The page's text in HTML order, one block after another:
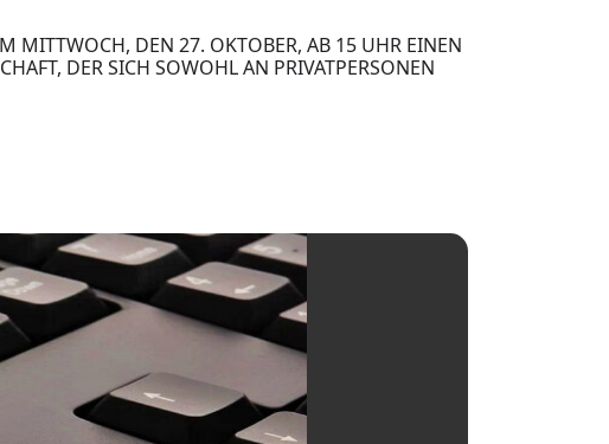
MITTWOCH, DEN 27. OKTOBER, AB 15 UHR EINEN
DER SICH SOWOHL AN PRIVATPERSONEN